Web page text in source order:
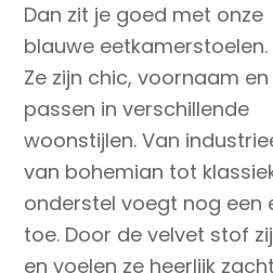
Dan zit je goed met onze
blauwe eetkamerstoelen.
Ze zijn chic, voornaam en
passen in verschillende
woonstijlen. Van
van bohemian tot
onderstel voegt nog een
toe. Door de velvet stof
en voelen ze heerlijk